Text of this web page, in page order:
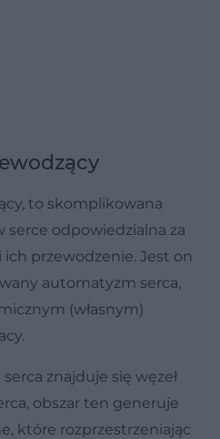
to skomplikowana
odpowiedzialna za
przewodzenie. Jest on
automatyzm serca,
(własnym)
znajduje się węzeł
obszar ten generuje
które rozprzestrzeniając